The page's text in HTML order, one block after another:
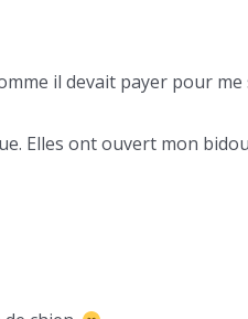
il devait payer pour
Elles ont ouvert mon